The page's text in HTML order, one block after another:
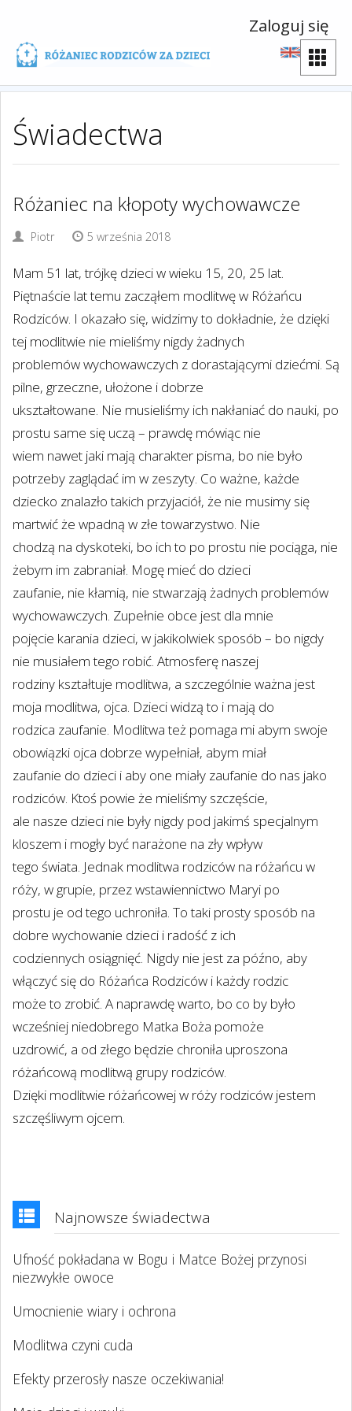
Zaloguj się
Świadectwa
Różaniec na kłopoty wychowawcze
Piotr 5 września 2018
Mam 51 lat, trójkę dzieci w wieku 15, 20, 25 lat.
Piętnaście lat temu zacząłem modlitwę w Różańcu
Rodziców. I okazało się, widzimy to dokładnie, że dzięki
tej modlitwie nie mieliśmy nigdy żadnych
problemów wychowawczych z dorastającymi dziećmi. Są
pilne, grzeczne, ułożone i dobrze
ukształtowane. Nie musieliśmy ich nakłaniać do nauki, po
prostu same się uczą – prawdę mówiąc nie
wiem nawet jaki mają charakter pisma, bo nie było
potrzeby zaglądać im w zeszyty. Co ważne, każde
dziecko znalazło takich przyjaciół, że nie musimy się
martwić że wpadną w złe towarzystwo. Nie
chodzą na dyskoteki, bo ich to po prostu nie pociąga, nie
żebym im zabraniał. Mogę mieć do dzieci
zaufanie, nie kłamią, nie stwarzają żadnych problemów
wychowawczych. Zupełnie obce jest dla mnie
pojęcie karania dzieci, w jakikolwiek sposób – bo nigdy
nie musiałem tego robić. Atmosferę naszej
rodziny kształtuje modlitwa, a szczególnie ważna jest
moja modlitwa, ojca. Dzieci widzą to i mają do
rodzica zaufanie. Modlitwa też pomaga mi abym swoje
obowiązki ojca dobrze wypełniał, abym miał
zaufanie do dzieci i aby one miały zaufanie do nas jako
rodziców. Ktoś powie że mieliśmy szczęście,
ale nasze dzieci nie były nigdy pod jakimś specjalnym
kloszem i mogły być narażone na zły wpływ
tego świata. Jednak modlitwa rodziców na różańcu w
róży, w grupie, przez wstawiennictwo Maryi po
prostu je od tego uchroniła. To taki prosty sposób na
dobre wychowanie dzieci i radość z ich
codziennych osiągnięć. Nigdy nie jest za późno, aby
włączyć się do Różańca Rodziców i każdy rodzic
może to zrobić. A naprawdę warto, bo co by było
wcześniej niedobrego Matka Boża pomoże
uzdrowić, a od złego będzie chroniła uproszona
różańcową modlitwą grupy rodziców.
Dzięki modlitwie różańcowej w róży rodziców jestem
szczęśliwym ojcem.
Najnowsze świadectwa
Ufność pokładana w Bogu i Matce Bożej przynosi
niezwykłe owoce
Umocnienie wiary i ochrona
Modlitwa czyni cuda
Efekty przerosły nasze oczekiwania!